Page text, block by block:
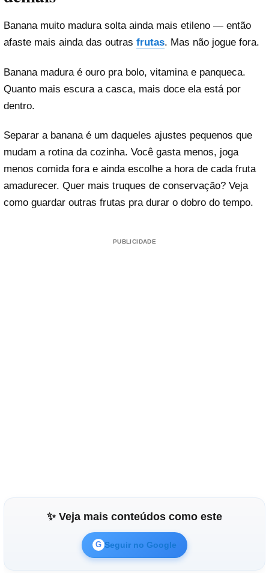
Banana muito madura solta ainda mais etileno — então
afaste mais ainda das outras frutas. Mas não jogue fora.
Banana madura é ouro pra bolo, vitamina e panqueca.
Quanto mais escura a casca, mais doce ela está por
dentro.
Separar a banana é um daqueles ajustes pequenos que
mudam a rotina da cozinha. Você gasta menos, joga
menos comida fora e ainda escolhe a hora de cada fruta
amadurecer. Quer mais truques de conservação? Veja
como guardar outras frutas pra durar o dobro do tempo.
PUBLICIDADE
✨ Veja mais conteúdos como este
G Seguir no Google